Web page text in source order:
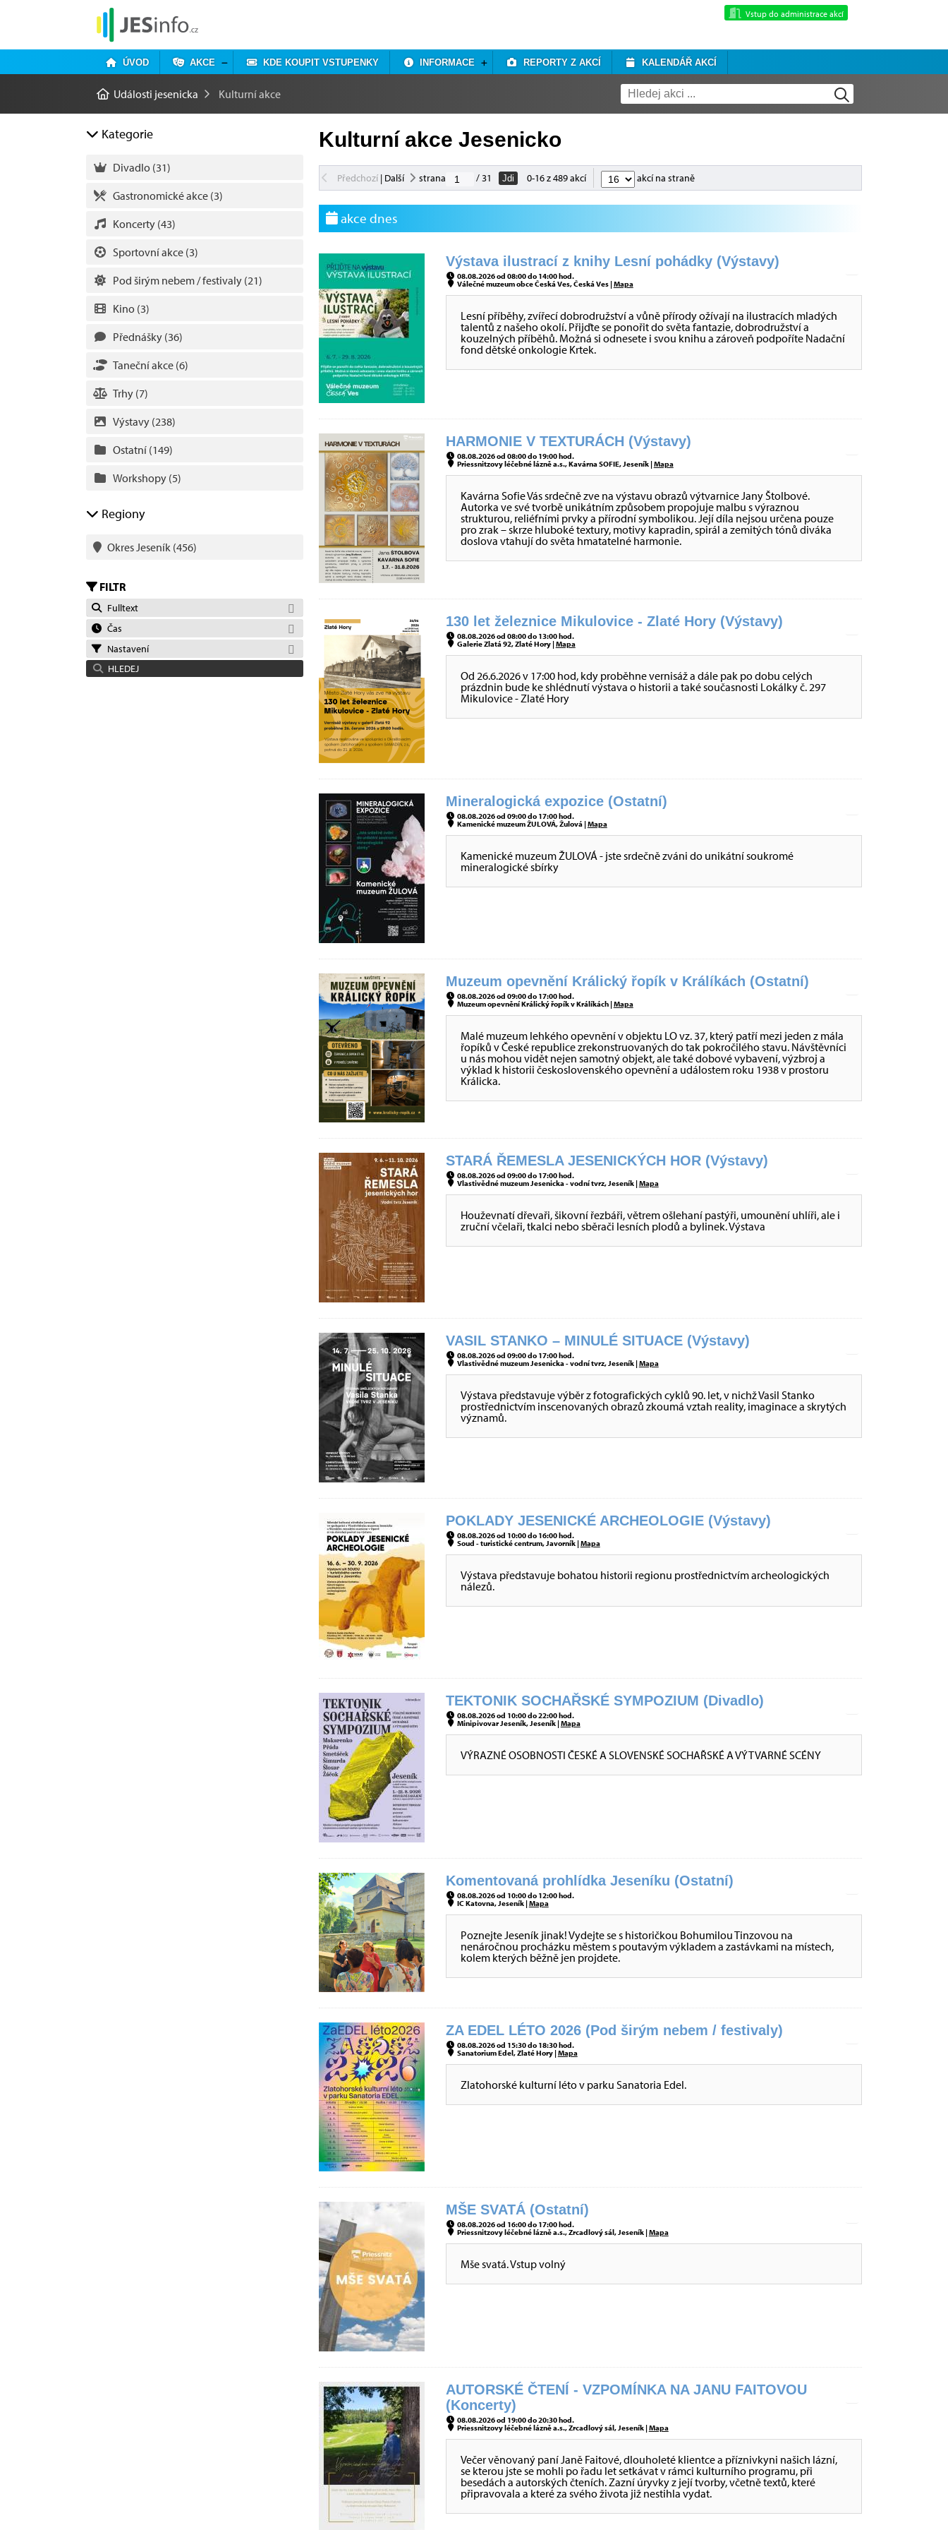
Vstup do administrace akcí
ÚVOD AKCE KDE KOUPIT VSTUPENKY INFORMACE REPORTY Z AKCÍ KALENDÁŘ AKCÍ
Události jesenicka Kulturní akce
Kategorie
Divadlo (31)
Gastronomické akce (3)
Koncerty (43)
Sportovní akce (3)
Pod širým nebem / festivaly (21)
Kino (3)
Přednášky (36)
Taneční akce (6)
Trhy (7)
Výstavy (238)
Ostatní (149)
Workshopy (5)
Regiony
Okres Jeseník (456)
FILTR
Fulltext
Čas
Nastavení
HLEDEJ
Kulturní akce Jesenicko
Předchozí| Další strana / 31 Jdi 0-16 z 489 akcí akcí na straně
akce dnes
Výstava ilustrací z knihy Lesní pohádky (Výstavy)
08.08.2026 od 08:00 do 14:00 hod.
Válečné muzeum obce Česká Ves, Česká Ves |Mapa
Lesní příběhy, zvířecí dobrodružství a vůně přírody ožívají na ilustracích mladých
talentů z našeho okolí. Přijďte se ponořit do světa fantazie, dobrodružství a
kouzelných příběhů. Možná si odnesete i svou knihu a zároveň podpoříte Nadační
fond dětské onkologie Krtek.
HARMONIE V TEXTURÁCH (Výstavy)
08.08.2026 od 08:00 do 19:00 hod.
Priessnitzovy léčebné lázně a.s., Kavárna SOFIE, Jeseník |Mapa
Kavárna Sofie Vás srdečně zve na výstavu obrazů výtvarnice Jany Štolbové.
Autorka ve své tvorbě unikátním způsobem propojuje malbu s výraznou
strukturou, reliéfními prvky a přírodní symbolikou. Její díla nejsou určena pouze
pro zrak – skrze hluboké textury, motivy kapradin, spirál a zemitých tónů diváka
doslova vtahují do světa hmatatelné harmonie.
130 let železnice Mikulovice - Zlaté Hory (Výstavy)
08.08.2026 od 08:00 do 13:00 hod.
Galerie Zlatá 92, Zlaté Hory |Mapa
Od 26.6.2026 v 17:00 hod, kdy proběhne vernisáž a dále pak po dobu celých
prázdnin bude ke shlédnutí výstava o historii a také současnosti Lokálky č. 297
Mikulovice - Zlaté Hory
Mineralogická expozice (Ostatní)
08.08.2026 od 09:00 do 17:00 hod.
Kamenické muzeum ŽULOVÁ, Žulová |Mapa
Kamenické muzeum ŽULOVÁ - jste srdečně zváni do unikátní soukromé
mineralogické sbírky
Muzeum opevnění Králický řopík v Králíkách (Ostatní)
08.08.2026 od 09:00 do 17:00 hod.
Muzeum opevnění Králický řopík v Králíkách |Mapa
Malé muzeum lehkého opevnění v objektu LO vz. 37, který patří mezi jeden z mála
řopíků v České republice zrekonstruovaných do tak pokročilého stavu. Návštěvníci
u nás mohou vidět nejen samotný objekt, ale také dobové vybavení, výzbroj a
výklad k historii československého opevnění a událostem roku 1938 v prostoru
Králicka.
STARÁ ŘEMESLA JESENICKÝCH HOR (Výstavy)
08.08.2026 od 09:00 do 17:00 hod.
Vlastivědné muzeum Jesenicka - vodní tvrz, Jeseník |Mapa
Houževnatí dřevaři, šikovní řezbáři, větrem ošlehaní pastýři, umounění uhlíři, ale i
zruční včelaři, tkalci nebo sběrači lesních plodů a bylinek. Výstava
VASIL STANKO – MINULÉ SITUACE (Výstavy)
08.08.2026 od 09:00 do 17:00 hod.
Vlastivědné muzeum Jesenicka - vodní tvrz, Jeseník |Mapa
Výstava představuje výběr z fotografických cyklů 90. let, v nichž Vasil Stanko
prostřednictvím inscenovaných obrazů zkoumá vztah reality, imaginace a skrytých
významů.
POKLADY JESENICKÉ ARCHEOLOGIE (Výstavy)
08.08.2026 od 10:00 do 16:00 hod.
Soud - turistické centrum, Javorník |Mapa
Výstava představuje bohatou historii regionu prostřednictvím archeologických
nálezů.
TEKTONIK SOCHAŘSKÉ SYMPOZIUM (Divadlo)
08.08.2026 od 10:00 do 22:00 hod.
Minipivovar Jeseník, Jeseník |Mapa
VÝRAZNÉ OSOBNOSTI ČESKÉ A SLOVENSKÉ SOCHAŘSKÉ A VÝTVARNÉ SCÉNY
Komentovaná prohlídka Jeseníku (Ostatní)
08.08.2026 od 10:00 do 12:00 hod.
IC Katovna, Jeseník |Mapa
Poznejte Jeseník jinak! Vydejte se s historičkou Bohumilou Tinzovou na
nenáročnou procházku městem s poutavým výkladem a zastávkami na místech,
kolem kterých běžně jen projdete.
ZA EDEL LÉTO 2026 (Pod širým nebem / festivaly)
08.08.2026 od 15:30 do 18:30 hod.
Sanatorium Edel, Zlaté Hory |Mapa
Zlatohorské kulturní léto v parku Sanatoria Edel.
MŠE SVATÁ (Ostatní)
08.08.2026 od 16:00 do 17:00 hod.
Priessnitzovy léčebné lázně a.s., Zrcadlový sál, Jeseník |Mapa
Mše svatá. Vstup volný
AUTORSKÉ ČTENÍ - VZPOMÍNKA NA JANU FAITOVOU
(Koncerty)
08.08.2026 od 19:00 do 20:30 hod.
Priessnitzovy léčebné lázně a.s., Zrcadlový sál, Jeseník |Mapa
Večer věnovaný paní Janě Faitové, dlouholeté klientce a příznivkyni našich lázní,
se kterou jste se mohli po řadu let setkávat v rámci kulturního programu, při
besedách a autorských čteních. Zazní úryvky z její tvorby, včetně textů, které
připravovala a které za svého života již nestihla vydat.